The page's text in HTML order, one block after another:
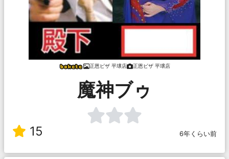
正恩ピザ 平壌店 正恩ピザ 平壌店
魔神ブゥ
15 6年くらい前